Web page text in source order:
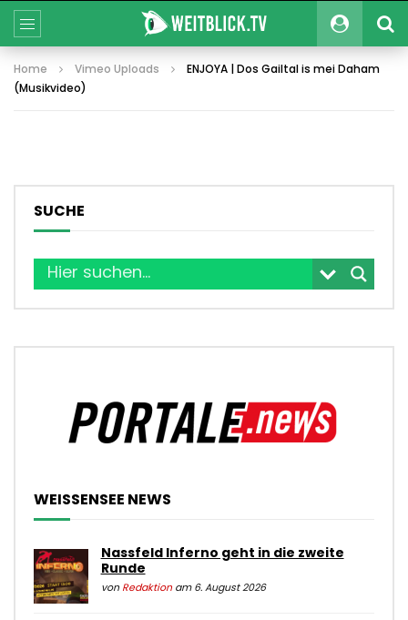
Home Vimeo Uploads
ENJOYA | Dos Gailtal is mei Daham
(Musikvideo)
SUCHE
WEISSENSEE NEWS
Nassfeld Inferno geht in die zweite
Runde
von Redaktionam 6. August 2026